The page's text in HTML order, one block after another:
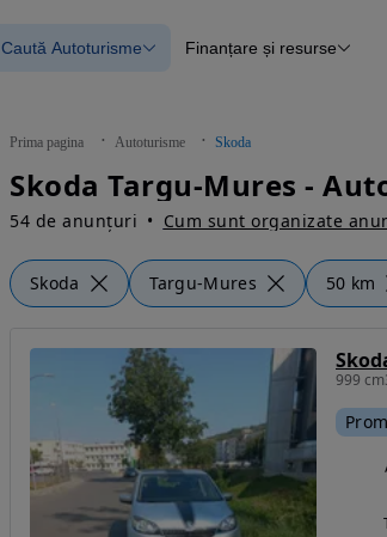
Mașini electrice
Mașini cu detalii verificate
Caută Autoturisme
Blog Autovit.ro
Finanțare și resurse
Prima pagina Autoturisme Skoda
Skoda Targu-Mures -
54 de anunțuri Cum sunt organizate
Skoda Targu-Mures 50 km
999